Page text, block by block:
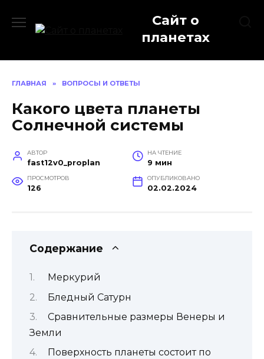
содержанию
Сайт о
планетах
ГЛАВНАЯ » ВОПРОСЫ И ОТВЕТЫ
Какого цвета планеты
Солнечной системы
АВТОР
fast12v0_proplan
НА ЧТЕНИЕ
9 мин
ПРОСМОТРОВ
126
ОПУБЛИКОВАНО
02.02.2024
Содержание
Меркурий
Бледный Сатурн
Сравнительные размеры Венеры и
Земли
Поверхность планеты состоит по